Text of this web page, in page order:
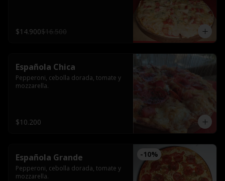
$14.900$16.500
Española Chica
Pepperoni, cebolla dorada, tomate y
mozzarella.
$10.200
-10%
Española Grande
Pepperoni, cebolla dorada, tomate y
mozzarella.